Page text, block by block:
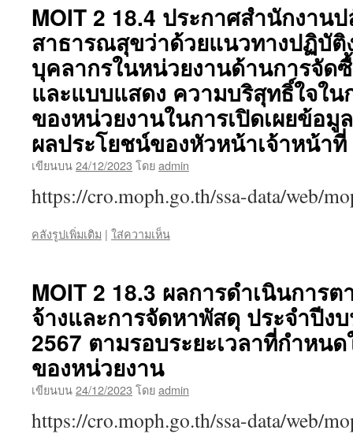
MOIT 2 18.4 ประกาศสำนักงาน
สาธารณสุขว่าด้วยแนวทางปฏิบัติ
บุคลากรในหน่วยงานด้านการจัด
และแบบแสดง ความบริสุทธิ์ใจใน
ของหน่วยงานในการเปิดเผยข้อ
ผลประโยชน์ของหัวหน้าเจ้าหน้าที่
เขียนบน24/12/2023 โดยadmin
https://cro.moph.go.th/ssa-data/web/
คลังรูปเพิ่มเติม | ใส่ความเห็น
MOIT 2 18.3 ผลการดำเนินการ
จ้างและการจัดหาพัสดุ ประจำปีง
2567 ตามรอบระยะเวลาที่กำหน
ของหน่วยงาน
เขียนบน24/12/2023 โดยadmin
https://cro.moph.go.th/ssa-data/web/